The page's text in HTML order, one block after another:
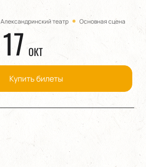
Александринский театр Основная сцена
17 ОКТ
Купить билеты